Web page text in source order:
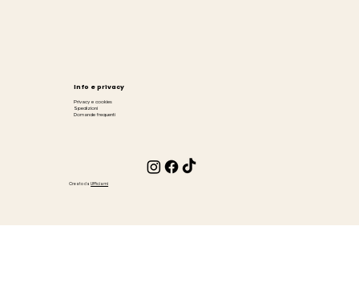
Info e privacy
Privacy e cookies
Spedizioni
Domande frequenti
Creato da Ufficiami